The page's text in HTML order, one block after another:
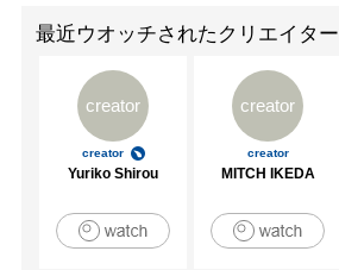
最近ウオッチされたクリエイター
creator
creator
Yuriko Shirou
creator
creator
MITCH IKEDA